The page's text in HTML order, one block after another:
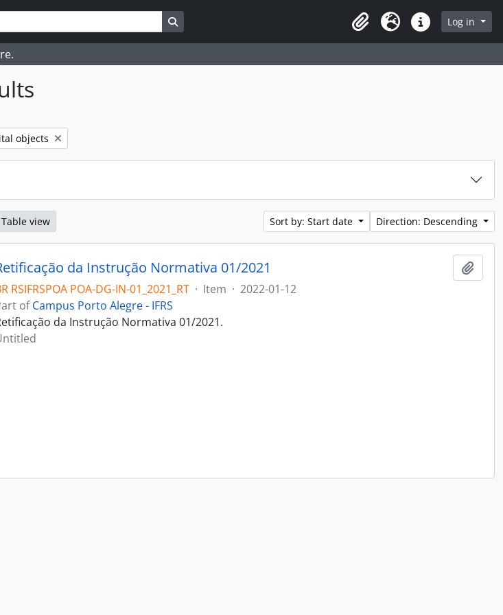
Search in browse page
ClipboardLanguageQuick linksLog in
objects
Table view Sort by: Start date Direction: Descending
da Instrução Normativa 01/2021
RSIFRSPOA POA-DG-IN-01_2021_RT · Item · 2022-01-12
ofCampus Porto Alegre - IFRS
da Instrução Normativa 01/2021.